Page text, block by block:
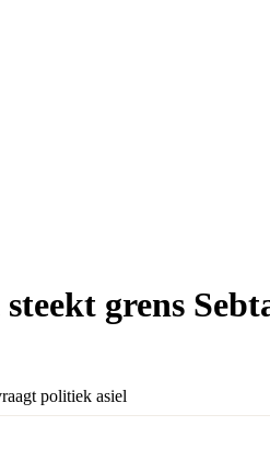
grens